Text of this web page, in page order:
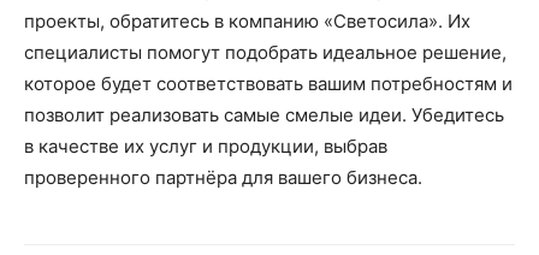
проекты, обратитесь в компанию «Светосила». Их
специалисты помогут подобрать идеальное решение,
которое будет соответствовать вашим потребностям и
позволит реализовать самые смелые идеи. Убедитесь
в качестве их услуг и продукции, выбрав
проверенного партнёра для вашего бизнеса.